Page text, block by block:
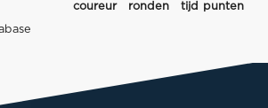
coureur ronden tijd
punten